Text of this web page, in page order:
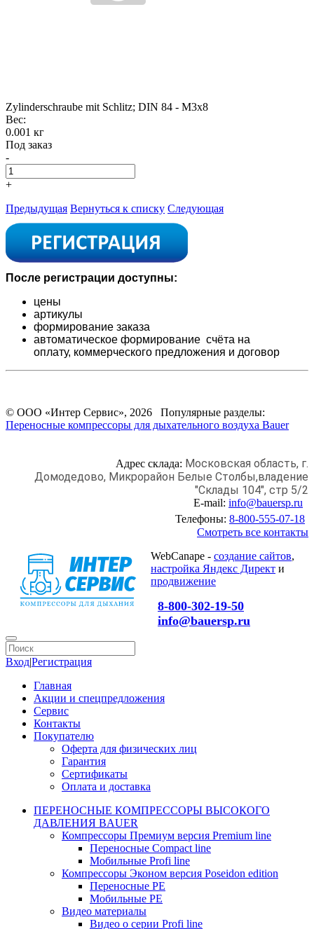
Zylinderschraube mit Schlitz; DIN 84 - M3x8
Вес:
0.001 кг
Под заказ
-
+
Предыдущая Вернуться к списку Следующая
После регистрации доступны:
цены
артикулы
формирование заказа
автоматическое формирование счёта на
оплату, коммерческого предложения и договор
© ООО «Интер Сервис», 2026 Популярные разделы:
Переносные компрессоры для дыхательного воздуха Bauer
Адрес склада: Московская область, г.
Домодедово, Микрорайон Белые Столбы,владение
"Склады 104", стр 5/2
E-mail: info@bauersp.ru
Телефоны: 8-800-555-07-18
Смотреть все контакты
WebCanape - создание сайтов,
настройка Яндекс Директ и
продвижение
8-800-302-19-50
info@bauersp.ru
Вход|Регистрация
Главная
Акции и спецпредложения
Сервис
Контакты
Покупателю
Оферта для физических лиц
Гарантия
Сертификаты
Оплата и доставка
ПЕРЕНОСНЫЕ КОМПРЕССОРЫ ВЫСОКОГО
ДАВЛЕНИЯ BAUER
Компрессоры Премиум версия Premium line
Переносные Compact line
Мобильные Profi line
Компрессоры Эконом версия Poseidon edition
Переносные PE
Мобильные PE
Видео материалы
Видео о серии Profi line